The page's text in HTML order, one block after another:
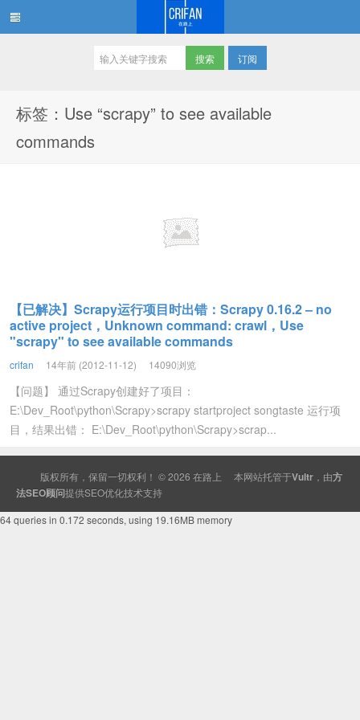
订阅
标签：Use “scrapy” to see available
commands
【已解决】Scrapy运行项目时出错：Scrapy 0.16.2 – no
active project，Unknown command: crawl，Use
"scrapy" to see available commands
crifan 14年前 (2012-11-12) 14090浏览
【问题】 通过Scrapy创建好了项目：
E:\Dev_Root\python\Scrapy>scrapy startproject songtaste 运行项
目，结果出错： E:\Dev_Root\python\Scrapy>scrap...
版权所有，保留一切权利！ © 2026 在路上 本网站托管于Vultr ，由方
法SEO顾问提供SEO优化技术支持
64 queries in 0.172 seconds, using 19.16MB memory